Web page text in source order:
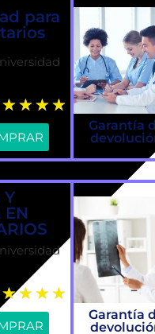
para
★★★★
Garantía
Y
EN
★★ ★ ★
Garantía